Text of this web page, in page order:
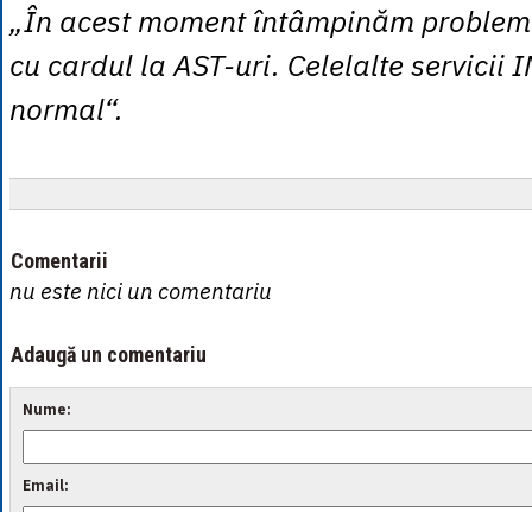
„În acest moment întâmpinăm
cu cardul la AST-uri. Celelalte servicii
normal“.
Comentarii
nu este nici un comentariu
Adaugă un comentariu
Nume:
Email: